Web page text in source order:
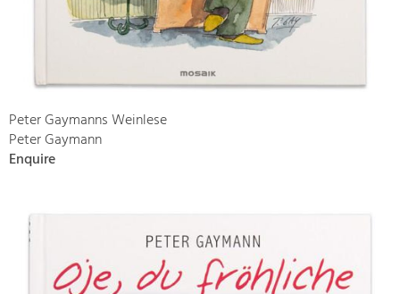
Peter Gaymanns Weinlese
Peter Gaymann
Enquire